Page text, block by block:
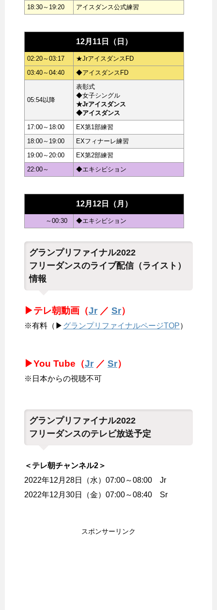
18:30～19:20
アイスダンス公式練習
12月11日（日）
02:20～03:17
★JrアイスダンスFD
03:40～04:40
◆アイスダンスFD
05:54以降
表彰式
◆女子シングル
★Jrアイスダンス
◆アイスダンス
17:00～18:00
EX第1部練習
18:00～19:00
EXフィナーレ練習
19:00～20:00
EX第2部練習
22:00～
◆エキシビション
12月12日（月）
～00:30 ◆エキシビション
グランプリファイナル2022
フリーダンスのライブ配信（ライスト）
情報
▶テレ朝動画（Jr ／ Sr）
※有料（▶ グランプリファイナルページTOP）
▶You Tube（Jr ／ Sr）
※日本からの視聴不可
グランプリファイナル2022
フリーダンスのテレビ放送予定
＜テレ朝チャンネル2＞
2022年12月28日（水）07:00～08:00 Jr
2022年12月30日（金）07:00～08:40 Sr
スポンサーリンク